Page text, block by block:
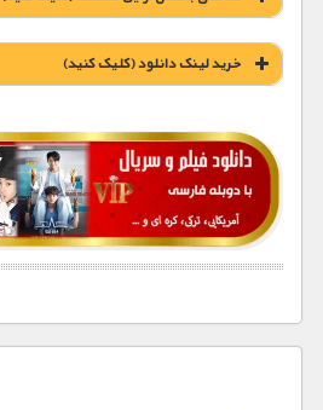
خريد لينک دانلود (کليک کنيد)
1900 تومان – خريد لينک دانلود (افزودن به سبد خريد)